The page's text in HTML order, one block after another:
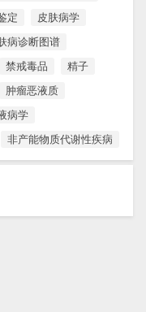
定
皮肤病学
病诊断图谱
禁戒毒品
精子
肿瘤恶液质
病学
非产能物质代谢性疾病